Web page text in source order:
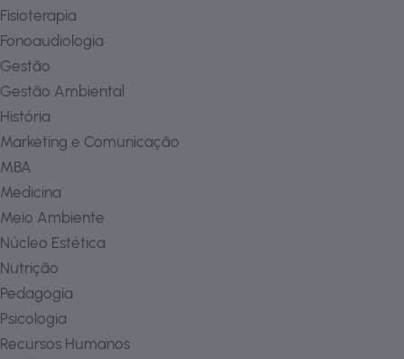
Fisioterapia
Fonoaudiologia
Gestão
Gestão Ambiental
História
Marketing e Comunicação
MBA
Medicina
Meio Ambiente
Núcleo Estética
Nutrição
Pedagogia
Psicologia
Recursos Humanos